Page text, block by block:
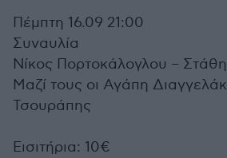
Πέμπτη 16.09 21:00
Συναυλία
Νίκος Πορτοκάλογλου –
Μαζί τους οι Αγάπη
Τσουράπης
Εισιτήρια: 10€